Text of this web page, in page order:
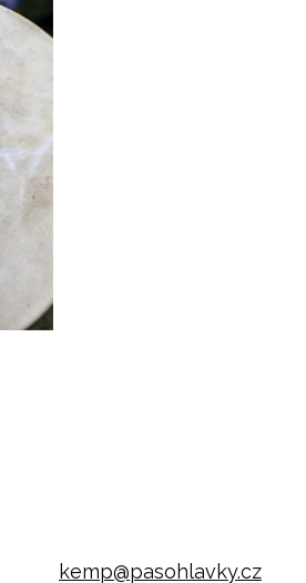
kemp@pasohlavky.cz